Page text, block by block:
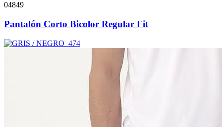
04849
Pantalón Corto Bicolor Regular Fit